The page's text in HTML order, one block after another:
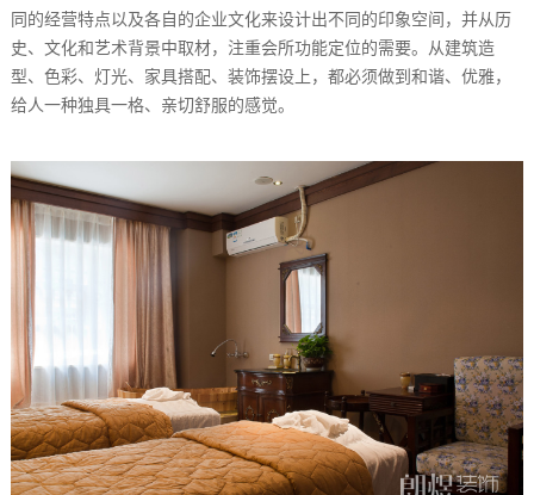
同的经营特点以及各自的企业文化来设计出不同的印象空间，并从历
史、文化和艺术背景中取材，注重会所功能定位的需要。从建筑造
型、色彩、灯光、家具搭配、装饰摆设上，都必须做到和谐、优雅，
给人一种独具一格、亲切舒服的感觉。